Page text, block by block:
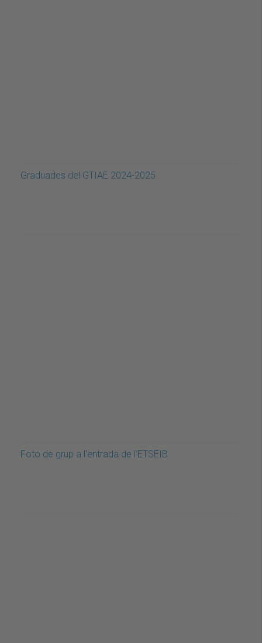
Graduades del GTIAE 2024-2025
Foto de grup a l'entrada de l'ETSEIB